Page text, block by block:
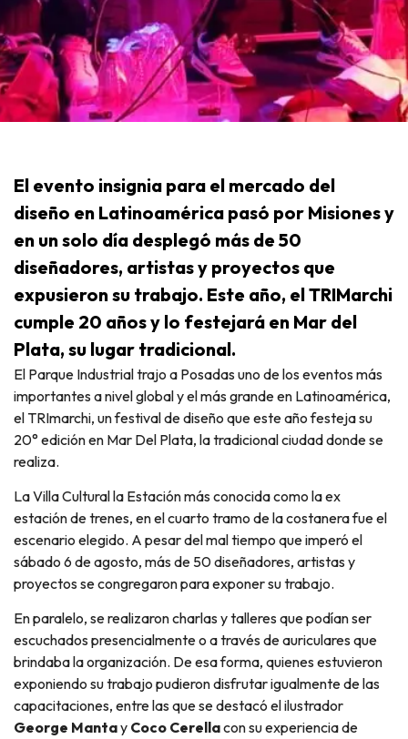
El evento insignia para el mercado del
diseño en Latinoamérica pasó por Misiones y
en un solo día desplegó más de 50
diseñadores, artistas y proyectos que
expusieron su trabajo. Este año, el TRIMarchi
cumple 20 años y lo festejará en Mar del
Plata, su lugar tradicional.
El Parque Industrial trajo a Posadas uno de los eventos más
importantes a nivel global y el más grande en Latinoamérica,
el TRImarchi, un festival de diseño que este año festeja su
20° edición en Mar Del Plata, la tradicional ciudad donde se
realiza.
La Villa Cultural la Estación más conocida como la ex
estación de trenes, en el cuarto tramo de la costanera fue el
escenario elegido. A pesar del mal tiempo que imperó el
sábado 6 de agosto, más de 50 diseñadores, artistas y
proyectos se congregaron para exponer su trabajo.
En paralelo, se realizaron charlas y talleres que podían ser
escuchados presencialmente o a través de auriculares que
brindaba la organización. De esa forma, quienes estuvieron
exponiendo su trabajo pudieron disfrutar igualmente de las
capacitaciones, entre las que se destacó el ilustrador
George Mantay Coco Cerellacon su experiencia de